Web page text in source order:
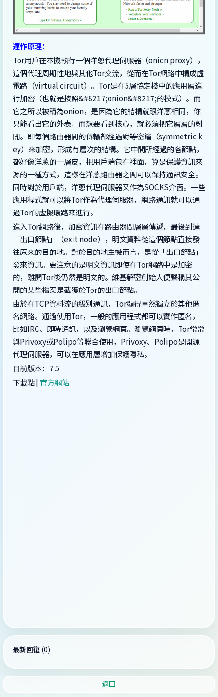
運作原理：
Tor用戶在本機執行一個洋蔥代理伺服器（onion proxy），
這個代理周期性地與其他Tor交流，從而在Tor網路中構成虛
電路（virtual circuit）。Tor是在5層協定棧中的應用層進
行加密（也就是按照&#8217;onion&#8217;的模式）。而
它之所以被稱為onion，是因為它的結構就跟洋蔥相同，你
只能看出它的外表，而想要看到核心，就必須把它層層的剝
開。即每個路由器間的傳輸都經過對等密鑰（symmetric k
ey）來加密，形成有層次的結構。它中間所經過的各節點，
都好像洋蔥的一層皮，把用戶端包在裡面，算是保護資訊來
源的一種方式，這樣在洋蔥路由器之間可以保持通訊安全。
同時對於用戶端，洋蔥代理伺服器又作為SOCKS介面。一些
應用程式就可以將Tor作為代理伺服器，網路通訊就可以通
過Tor的虛擬環路來進行。
進入Tor網路後，加密資訊在路由器間層層傳遞，最後到達
「出口節點」（exit node），明文資料從這個節點直接發
往原來的目的地。對於目的地主機而言，是從「出口節點」
發來資訊。要注意的是明文資訊即使在Tor網路中是加密
的，離開Tor後仍然是明文的。維基解密創始人便聲稱其公
開的某些檔案是截獲於Tor的出口節點。
由於在TCP資料流的級別通訊，Tor顯得卓然獨立於其他匿
名網路。通過使用Tor，一般的應用程式都可以實作匿名，
比如IRC、即時通訊，以及瀏覽網頁。瀏覽網頁時，Tor常常
與Privoxy或Polipo等聯合使用，Privoxy、Polipo是開源
代理伺服器，可以在應用層增加保護隱私。
目前版本：7.5
下載點 | 官方網站
最新回復 (0)
返回